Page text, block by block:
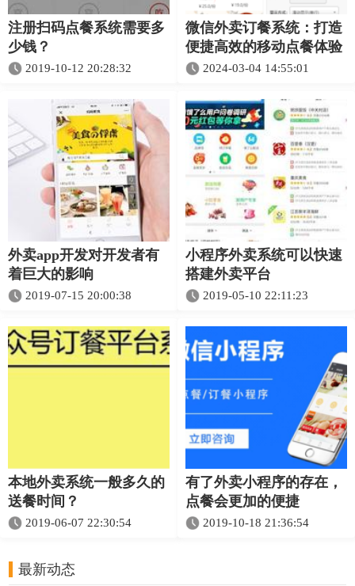
注册扫码点餐系统需要多
少钱？
2019-10-12 20:28:32
微信外卖订餐系统：打造
便捷高效的移动点餐体验
2024-03-04 14:55:01
外卖app开发对开发者有
着巨大的影响
2019-07-15 20:00:38
小程序外卖系统可以快速
搭建外卖平台
2019-05-10 22:11:23
本地外卖系统一般多久的
送餐时间？
2019-06-07 22:30:54
有了外卖小程序的存在，
点餐会更加的便捷
2019-10-18 21:36:54
最新动态